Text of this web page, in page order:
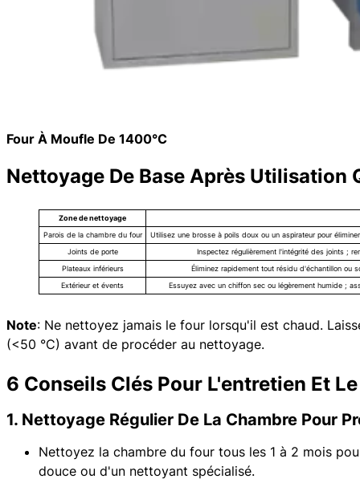
Four À Moufle De 1400°C
Nettoyage De Base Après Utilisation
Zone de nettoyage
Parois de la chambre du four Utilisez une brosse à poils doux ou un aspirateur pour
Joints de porte Inspectez régulièrement l'intégrité des joints ;
Plateaux inférieurs Éliminez rapidement tout résidu d'échantillon ou
Extérieur et évents Essuyez avec un chiffon sec ou légèrement humide ;
Note: Ne nettoyez jamais le four lorsqu'il est chaud.
(<50 °C) avant de procéder au nettoyage.
6 Conseils Clés Pour L'entretien Et
1. Nettoyage Régulier De La Chambre Pour
Nettoyez la chambre du four tous les 1 à 2 mois
douce ou d'un nettoyant spécialisé.